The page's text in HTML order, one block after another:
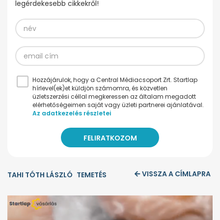
legérdekesebb cikkekről!
Hozzájárulok, hogy a Central Médiacsoport Zrt. Startlap
hírlevel(ek)et küldjön számomra, és közvetlen
üzletszerzési céllal megkeressen az általam megadott
elérhetőségeimen saját vagy üzleti partnerei ajánlatával.
Az adatkezelés részletei
TAHI TÓTH LÁSZLÓ TEMETÉS VISSZA A CÍMLAPRA